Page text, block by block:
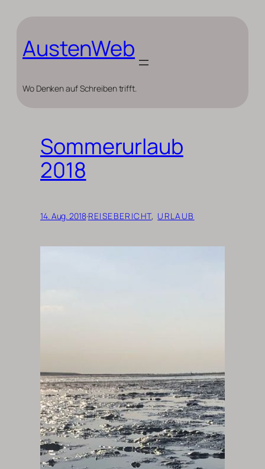
springen
AustenWeb
Wo Denken auf Schreiben trifft.
Sommerurlaub
2018
14. Aug. 2018·REISEBERICHT, URLAUB